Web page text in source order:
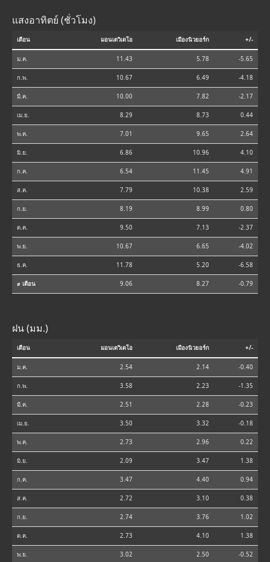
แสงอาทิตย์ (ชั่วโมง)
เดือน มอนเตวิเดโอ เมืองนิวยอร์ก +/-
ม.ค. 11.43 5.78 -5.65
ก.พ. 10.67 6.49 -4.18
มี.ค. 10.00 7.82 -2.17
เม.ย. 8.29 8.73 0.44
พ.ค. 7.01 9.65 2.64
มิ.ย. 6.86 10.96 4.10
ก.ค. 6.54 11.45 4.91
ส.ค. 7.79 10.38 2.59
ก.ย. 8.19 8.99 0.80
ต.ค. 9.50 7.13 -2.37
พ.ย. 10.67 6.65 -4.02
ธ.ค. 11.78 5.20 -6.58
⌀ เดือน 9.06 8.27 -0.79
ฝน (มม.)
เดือน มอนเตวิเดโอ เมืองนิวยอร์ก +/-
ม.ค. 2.54 2.14 -0.40
ก.พ. 3.58 2.23 -1.35
มี.ค. 2.51 2.28 -0.23
เม.ย. 3.50 3.32 -0.18
พ.ค. 2.73 2.96 0.22
มิ.ย. 2.09 3.47 1.38
ก.ค. 3.47 4.40 0.94
ส.ค. 2.72 3.10 0.38
ก.ย. 2.74 3.76 1.02
ต.ค. 2.73 4.10 1.38
พ.ย. 3.02 2.50 -0.52